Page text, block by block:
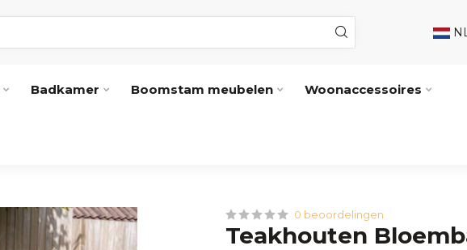
NL
Badkamer Boomstam meubelen Woonaccessoires
0 beoordelingen
Teakhouten